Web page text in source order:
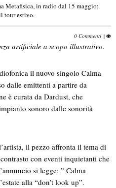
Metafisica, in radio dal 15 maggio;
tour estivo.
0 Commenti |
artificiale a scopo illustrativo.
il nuovo singolo Calma
dalle emittenti a partire da
è curata da Dardust, che
sonoro dalle sonorità
il pezzo affronta il tema di
con eventi inquietanti che
si legge: ” Calma
alla “don’t look up”.